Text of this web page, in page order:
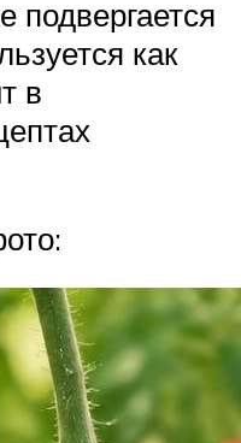
подвергается
как
в